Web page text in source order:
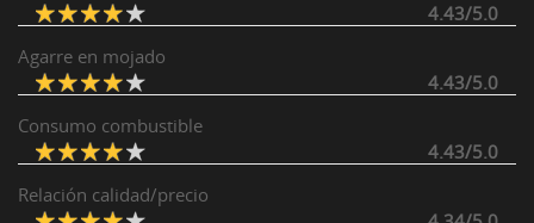
4.43/5.0
Agarre en mojado
4.43/5.0
Consumo combustible
4.43/5.0
Relación calidad/precio